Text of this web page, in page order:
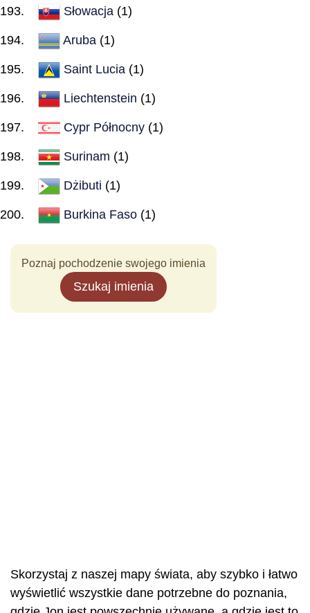
Słowacja (1)
Aruba (1)
Saint Lucia (1)
Liechtenstein (1)
Cypr Północny (1)
Surinam (1)
Dżibuti (1)
Burkina Faso (1)
Poznaj pochodzenie swojego imienia
Szukaj imienia
Skorzystaj z naszej mapy świata, aby szybko i łatwo
wyświetlić wszystkie dane potrzebne do poznania,